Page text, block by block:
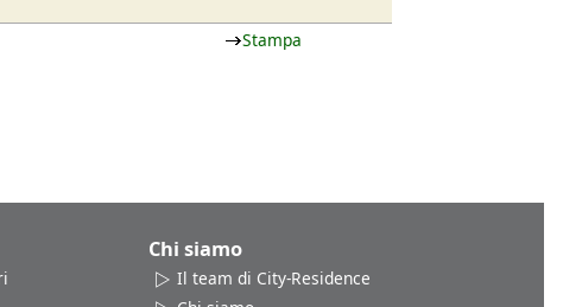
Stampa
Chi siamo
Il team di City-Residence